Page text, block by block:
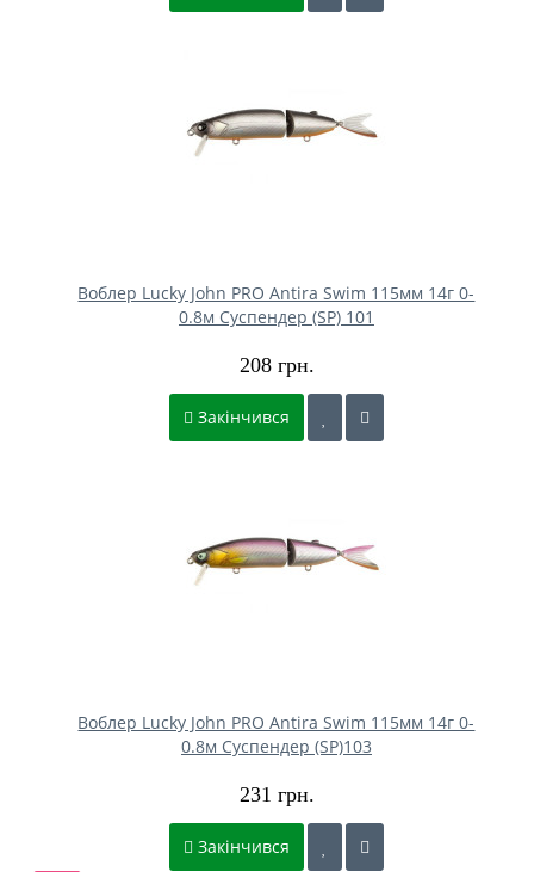
Воблер Lucky John PRO Antira Swim 115мм 14г 0-
0.8м Cуспендер (SP) 101
208 грн.
Закінчився
Воблер Lucky John PRO Antira Swim 115мм 14г 0-
0.8м Cуспендер (SP)103
231 грн.
Закінчився